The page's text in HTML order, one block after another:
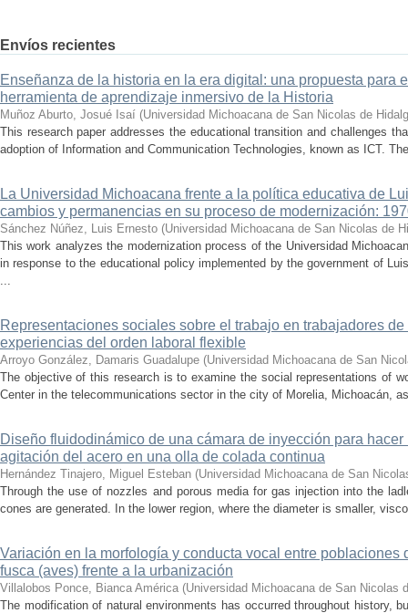
Envíos recientes
Enseñanza de la historia en la era digital: una propuesta para
herramienta de aprendizaje inmersivo de la Historia
Muñoz Aburto, Josué Isaí (Universidad Michoacana de San Nicolas de
This research paper addresses the educational transition and challenges
adoption of Information and Communication Technologies, known as ICT.
La Universidad Michoacana frente a la política educativa de
cambios y permanencias en su proceso de modernización:
Sánchez Núñez, Luis Ernesto (Universidad Michoacana de San Nicolas de
This work analyzes the modernization process of the Universidad
in response to the educational policy implemented by the government of
...
Representaciones sociales sobre el trabajo en trabajadores
experiencias del orden laboral flexible
Arroyo González, Damaris Guadalupe (Universidad Michoacana de San
The objective of this research is to examine the social representations of
Center in the telecommunications sector in the city of Morelia, Michoacán,
Diseño fluidodinámico de una cámara de inyección para
agitación del acero en una olla de colada continua
Hernández Tinajero, Miguel Esteban (Universidad Michoacana de San
Through the use of nozzles and porous media for gas injection into the
cones are generated. In the lower region, where the diameter is smaller,
Variación en la morfología y conducta vocal entre poblaciones
fusca (aves) frente a la urbanización
Villalobos Ponce, Bianca América (Universidad Michoacana de San Nicolas
The modification of natural environments has occurred throughout history,